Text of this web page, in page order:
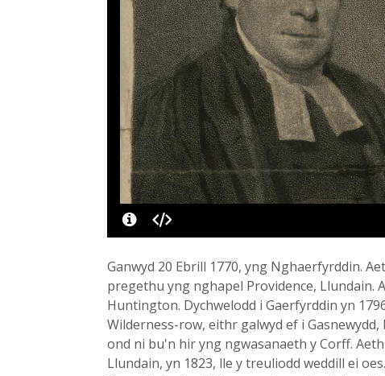
Ganwyd 20 Ebrill 1770, yng Nghaerfyrddin.
pregethu yng nghapel Providence, Llundain.
Huntington. Dychwelodd i Gaerfyrddin yn
Wilderness-row, eithr galwyd ef i
ond ni bu'n hir yng ngwasanaeth y Corff.
Llundain, yn 1823, lle y treuliodd weddill ei